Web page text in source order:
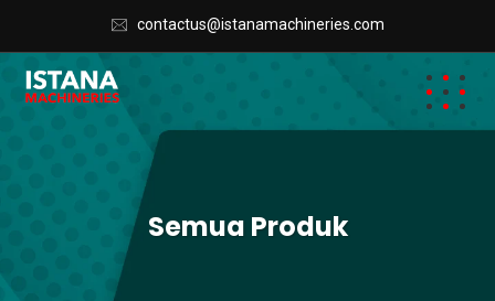
contactus@istanamachineries.com
Semua Produk